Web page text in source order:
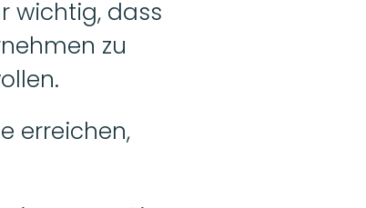
wichtig, dass
zu
erreichen,